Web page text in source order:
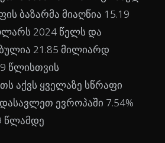
ბაზარმა მიაღწია 15.19
2024 წელს და
21.85 მილიარდ
წლისთვის
აქვს ყველაზე სწრაფი
ევროპაში 7.54%
წლამდე